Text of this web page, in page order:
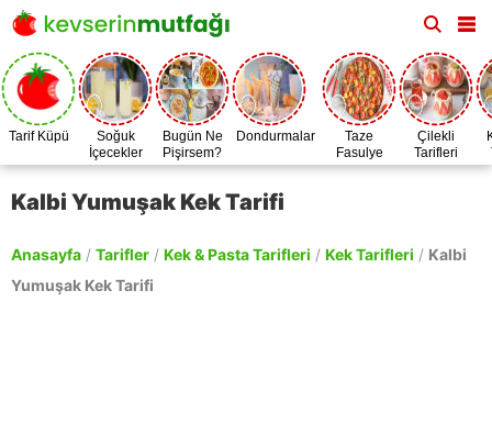
Tarif Küpü
Soğuk
İçecekler
Bugün Ne
Pişirsem?
Dondurmalar
Taze
Fasulye
Zamanı
Çilekli
Tarifleri
Kalbi Yumuşak Kek Tarifi
Anasayfa / Tarifler / Kek & Pasta Tarifleri / Kek Tarifleri / Kalbi
Yumuşak Kek Tarifi